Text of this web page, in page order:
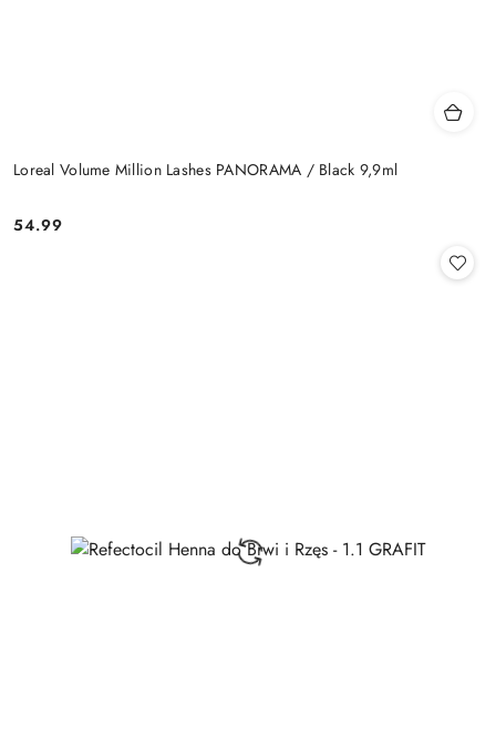
Loreal Volume Million Lashes PANORAMA / Black 9,9ml
Cena:
54.99